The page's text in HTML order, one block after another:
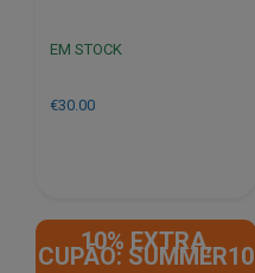
EM STOCK
€30.00
10% EXTRA,
CUPÃO: SUMMER10